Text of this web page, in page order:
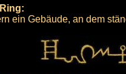
ein Gebäude, an dem